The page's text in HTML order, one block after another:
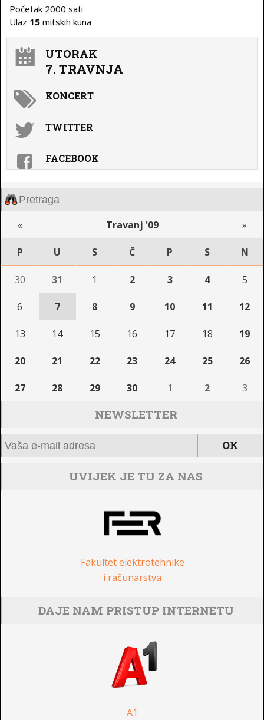
Početak 2000 sati
Ulaz 15 mitskih kuna
UTORAK
7. TRAVNJA
KONCERT
TWITTER
FACEBOOK
« Travanj '09 »
P U S Č P S N
30 31 1 2 3 4 5
6 7 8 9 10 11 12
13 14 15 16 17 18 19
20 21 22 23 24 25 26
27 28 29 30 1 2 3
NEWSLETTER
UVIJEK JE TU ZA NAS
Fakultet elektrotehnike
i računarstva
DAJE NAM PRISTUP INTERNETU
A1